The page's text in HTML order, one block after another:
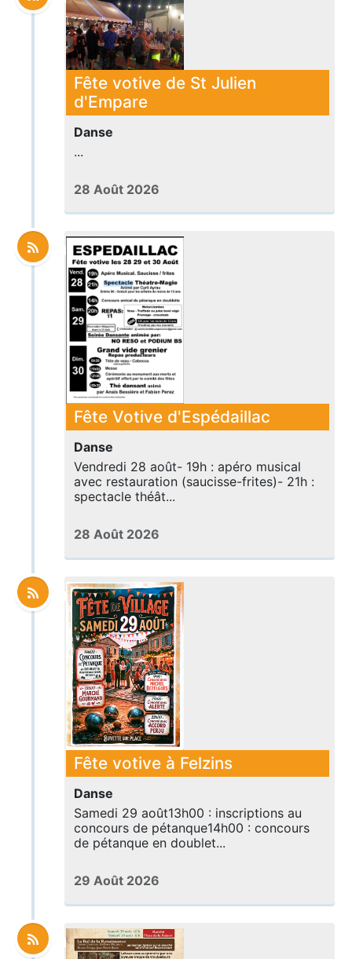
Fête votive de St Julien
d'Empare
Danse
...
28 Août 2026
Fête Votive d'Espédaillac
Danse
Vendredi 28 août- 19h : apéro musical
avec restauration (saucisse-frites)- 21h :
spectacle théât...
28 Août 2026
Fête votive à Felzins
Danse
Samedi 29 août13h00 : inscriptions au
concours de pétanque14h00 : concours
de pétanque en doublet...
29 Août 2026